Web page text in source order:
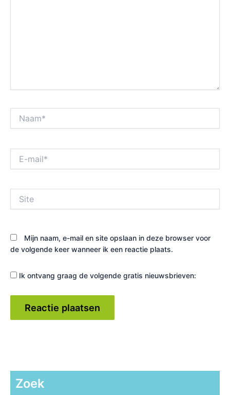
mail*
Mijn naam, e-mail en site opslaan in deze browser voor
de volgende keer wanneer ik een reactie plaats.
Ik ontvang graag de volgende gratis nieuwsbrieven:
Zoek